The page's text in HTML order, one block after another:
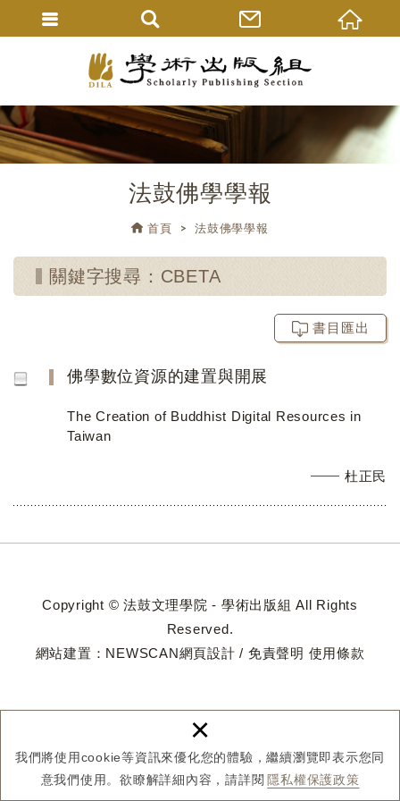
我們將使用cookie等資訊來優化您的體驗，繼續瀏覽即表示您同
意我們使用。欲瞭解詳細內容，請詳閱 隱私權保護政策
×
法鼓佛學學報
首頁 法鼓佛學學報
關鍵字搜尋：CBETA
書目匯出
佛學數位資源的建置與開展
The Creation of Buddhist Digital Resources in
Taiwan
杜正民
Copyright © 法鼓文理學院 - 學術出版組 All Rights
Reserved.
網站建置： NEWSCAN網頁設計 / 免責聲明 使用條款